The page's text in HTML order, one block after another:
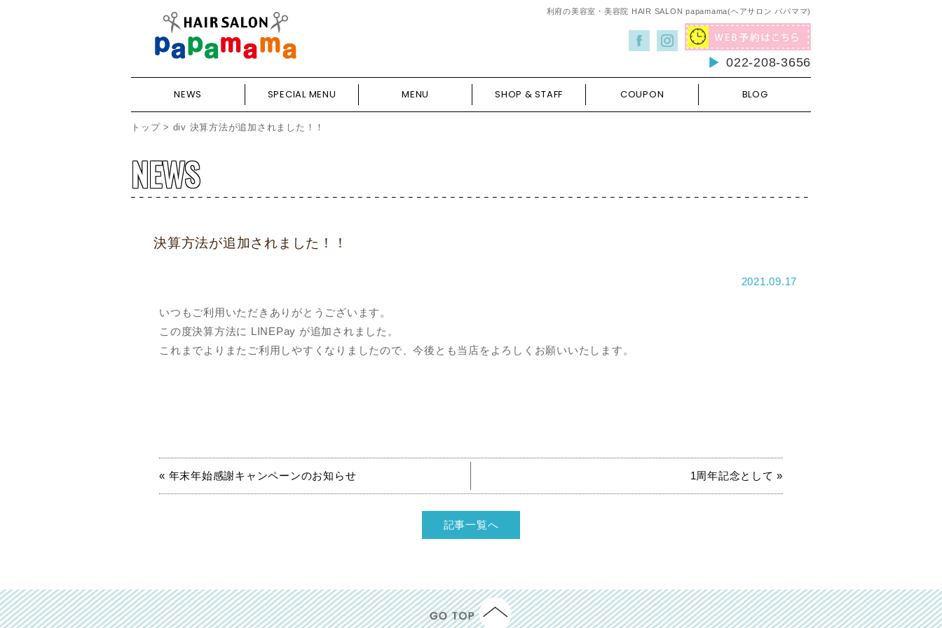
利府の美容室・美容院 HAIR SALON papamama(ヘアサロン パパママ)
022-208-3656
NEWS SPECIAL MENU MENU SHOP & STAFF COUPON BLOG
トップ> div 決算方法が追加されました！！
NEWS
決算方法が追加されました！！
2021.09.17
いつもご利用いただきありがとうございます。
この度決算方法に LINEPay が追加されました。
これまでよりまたご利用しやすくなりましたので、今後とも当店をよろしくお願いいたします。
« 年末年始感謝キャンペーンのお知らせ 1周年記念として »
記事一覧へ